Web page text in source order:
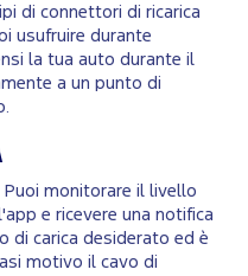
di connettori di ricarica
usufruire durante
la tua auto durante il
a un punto di
monitorare il livello
e ricevere una notifica
di carica desiderato ed è
motivo il cavo di